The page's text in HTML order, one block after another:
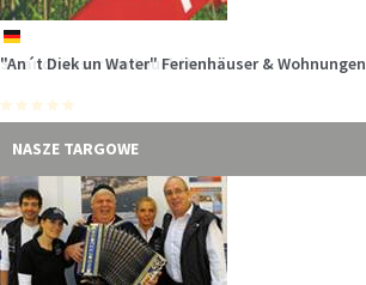
de
"An´t Diek un Water" Ferienhäuser & Wohnungen
de
Strandhäuser am Leuchtturm
de
Hotel Aquantis
de
Ferienanlage ZUM KNIRK
de
Hotel am Schlosspark
de
Hotel Inselfriede
NASZE TARGOWE